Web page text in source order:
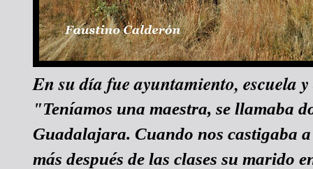
En su día fue ayuntamiento, escuela
"Teníamos una maestra, se llamaba
Guadalajara. Cuando nos castigaba
más después de las clases su marido